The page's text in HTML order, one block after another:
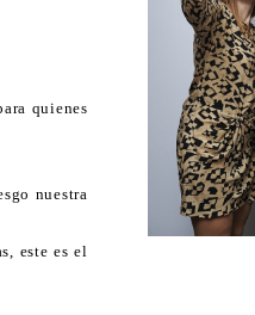
quienes
nuestra
este es el